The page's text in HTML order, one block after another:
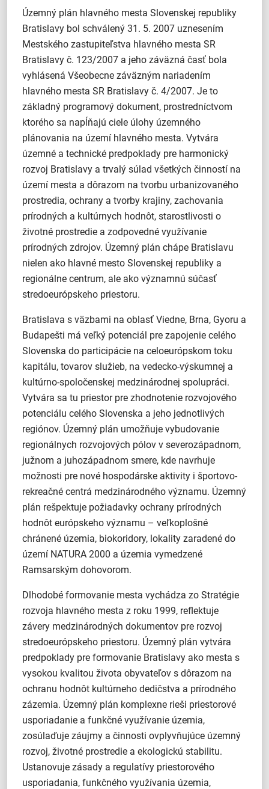
Územný plán hlavného mesta Slovenskej republiky
Bratislavy bol schválený 31. 5. 2007 uznesením
Mestského zastupiteľstva hlavného mesta SR
Bratislavy č. 123/2007 a jeho záväzná časť bola
vyhlásená Všeobecne záväzným nariadením
hlavného mesta SR Bratislavy č. 4/2007. Je to
základný programový dokument, prostredníctvom
ktorého sa napĺňajú ciele úlohy územného
plánovania na území hlavného mesta. Vytvára
územné a technické predpoklady pre harmonický
rozvoj Bratislavy a trvalý súlad všetkých činností na
území mesta a dôrazom na tvorbu urbanizovaného
prostredia, ochrany a tvorby krajiny, zachovania
prírodných a kultúrnych hodnôt, starostlivosti o
životné prostredie a zodpovedné využívanie
prírodných zdrojov. Územný plán chápe Bratislavu
nielen ako hlavné mesto Slovenskej republiky a
regionálne centrum, ale ako významnú súčasť
stredoeurópskeho priestoru.
Bratislava s väzbami na oblasť Viedne, Brna, Gyoru a
Budapešti má veľký potenciál pre zapojenie celého
Slovenska do participácie na celoeurópskom toku
kapitálu, tovarov služieb, na vedecko-výskumnej a
kultúrno-spoločenskej medzinárodnej spolupráci.
Vytvára sa tu priestor pre zhodnotenie rozvojového
potenciálu celého Slovenska a jeho jednotlivých
regiónov. Územný plán umožňuje vybudovanie
regionálnych rozvojových pólov v severozápadnom,
južnom a juhozápadnom smere, kde navrhuje
možnosti pre nové hospodárske aktivity i športovo-
rekreačné centrá medzinárodného významu. Územný
plán rešpektuje požiadavky ochrany prírodných
hodnôt európskeho významu – veľkoplošné
chránené územia, biokoridory, lokality zaradené do
území NATURA 2000 a územia vymedzené
Ramsarským dohovorom.
Dlhodobé formovanie mesta vychádza zo Stratégie
rozvoja hlavného mesta z roku 1999, reflektuje
závery medzinárodných dokumentov pre rozvoj
stredoeurópskeho priestoru. Územný plán vytvára
predpoklady pre formovanie Bratislavy ako mesta s
vysokou kvalitou života obyvateľov s dôrazom na
ochranu hodnôt kultúrneho dedičstva a prírodného
zázemia. Územný plán komplexne rieši priestorové
usporiadanie a funkčné využívanie územia,
zosúlaďuje záujmy a činnosti ovplyvňujúce územný
rozvoj, životné prostredie a ekologickú stabilitu.
Ustanovuje zásady a regulatívy priestorového
usporiadania, funkčného využívania územia,